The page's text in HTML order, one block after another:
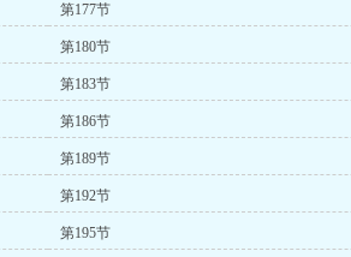
第177节
第180节
第183节
第186节
第189节
第192节
第195节